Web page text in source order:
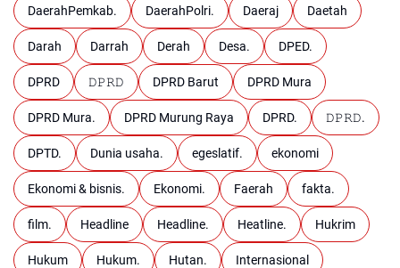
DaerahPemkab. DaerahPolri. Daeraj Daetah
Darah Darrah Derah Desa. DPED.
DPRD 𝙳𝙿𝚁𝙳 DPRD Barut DPRD Mura
DPRD Mura. DPRD Murung Raya DPRD. 𝙳𝙿𝚁𝙳.
DPTD. Dunia usaha. egeslatif. ekonomi
Ekonomi & bisnis. Ekonomi. Faerah fakta.
film. Headline Headline. Heatline. Hukrim
Hukum Hukum. Hutan. Internasional